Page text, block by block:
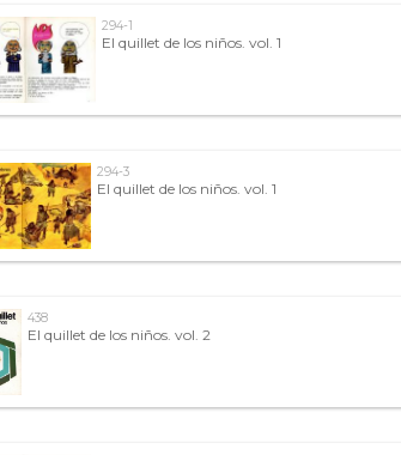
294-1
El quillet de los niños. vol. 1
294-3
El quillet de los niños. vol. 1
438
El quillet de los niños. vol. 2